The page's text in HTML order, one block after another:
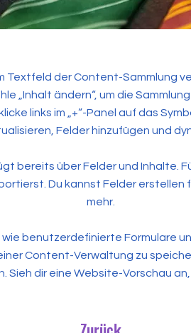
Textfeld der Content-Sammlung
„Inhalt ändern“, um die
links im „+“-Panel auf das
Felder hinzufügen und
bereits über Felder und Inhalte.
Du kannst Felder erstellen
mehr.
benutzerdefinierte Formulare
Content-Verwaltung zu
Sieh dir eine Website-Vorschau an,